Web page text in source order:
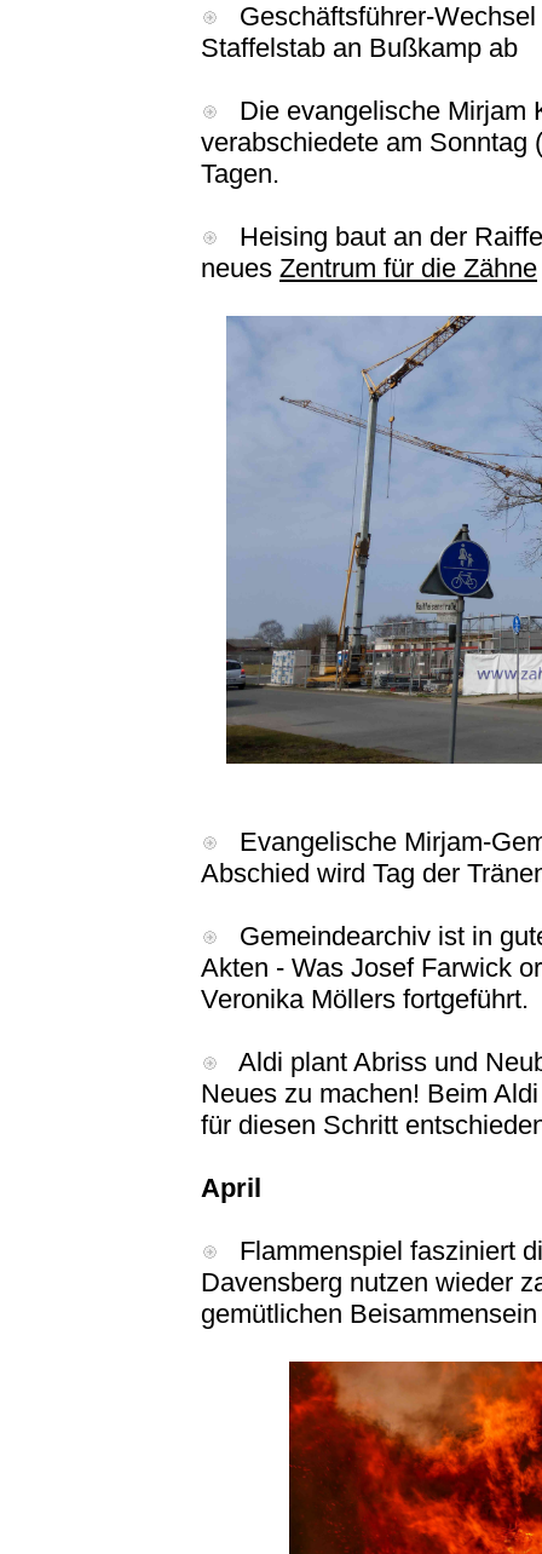
Geschäftsführer-
Staffelstab an Bußkamp ab
Die evangelische Mirjam
verabschiedete am Sonntag
Tagen.
Heising baut an der
neues Zentrum für die Zähne
Evangelische Mirjam-
Abschied wird Tag der
Gemeindearchiv ist in
Akten - Was Josef Farwick
Veronika Möllers fortgeführt.
Aldi plant Abriss und
Neues zu machen! Beim
für diesen Schritt
April
Flammenspiel fasziniert
Davensberg nutzen wieder
gemütlichen